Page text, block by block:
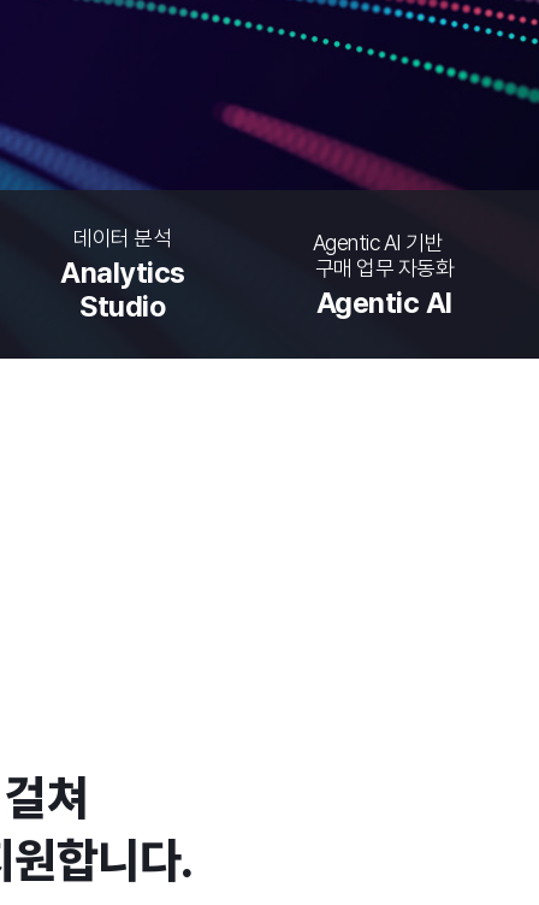
데이터 분석
Analytics
Studio
Agentic AI 기반
구매 업무 자동화
Agentic AI
쳐
원합니다.